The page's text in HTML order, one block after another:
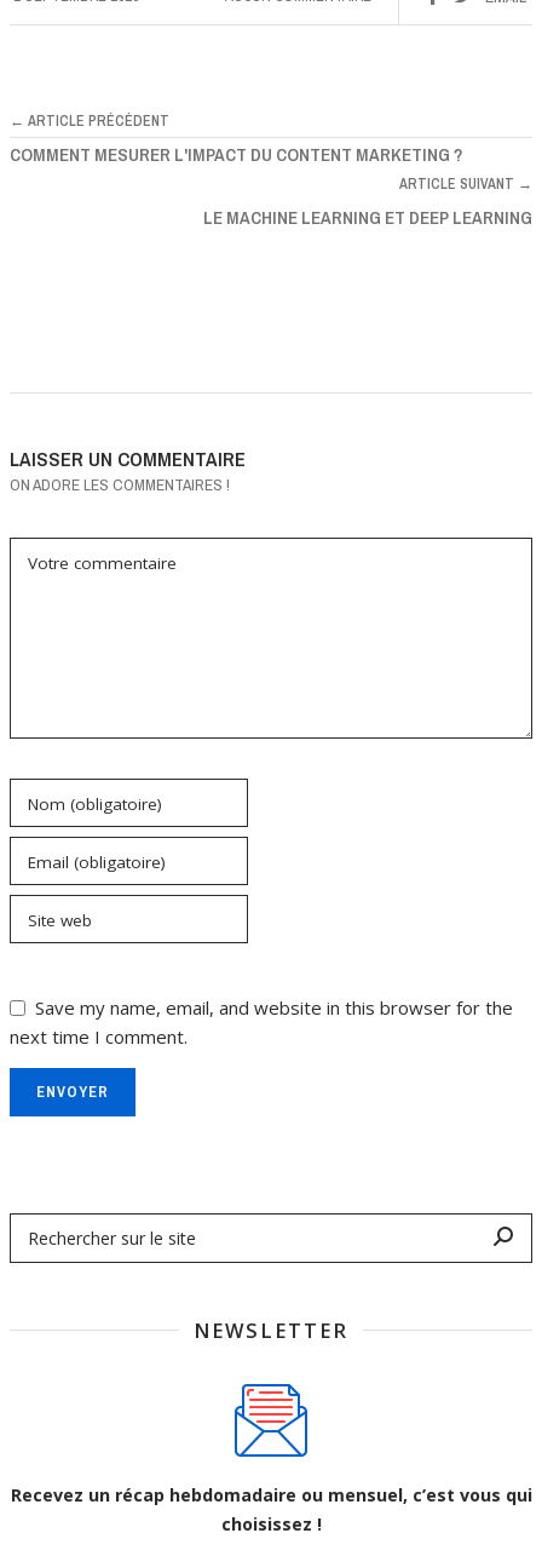
← ARTICLE PRÉCÉDENT
COMMENT MESURER L'IMPACT DU CONTENT MARKETING ?
ARTICLE SUIVANT →
LE MACHINE LEARNING ET DEEP LEARNING
LAISSER UN COMMENTAIRE
ON ADORE LES COMMENTAIRES !
Votre commentaire
Nom (obligatoire)
Email (obligatoire)
Site web
Save my name, email, and website in this browser for the
next time I comment.
ENVOYER
NEWSLETTER
Recevez un récap hebdomadaire ou mensuel, c’est vous qui
choisissez !